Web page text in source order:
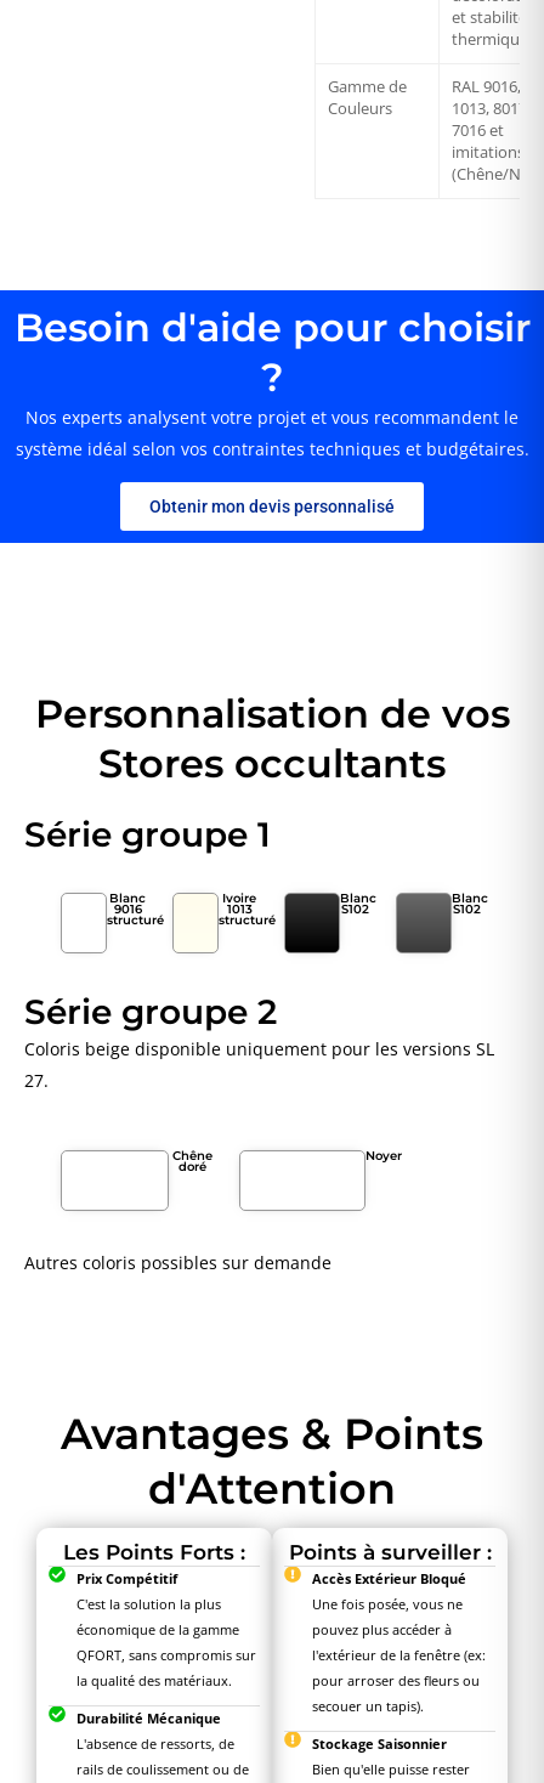
et stabilité
thermique
Gamme de
Couleurs
RAL 9016,
1013, 8017,
7016 et
imitations
(Chêne/
Besoin d'aide pour choisir
?
Nos experts analysent votre projet et vous recommandent le
système idéal selon vos contraintes techniques et budgétaires.
Obtenir mon devis personnalisé
Personnalisation de vos
Stores occultants
Série groupe 1
Blanc
9016
structuré
Ivoire
1013
structuré
Blanc
S102
Blanc
S102
Série groupe 2
Coloris beige disponible uniquement pour les versions SL
27.
Chêne
doré
Noyer
Autres coloris possibles sur demande
Avantages & Points
d'Attention
Les Points Forts :
Prix Compétitif
C'est la solution la plus
économique de la gamme
QFORT, sans compromis sur
la qualité des matériaux.
Durabilité Mécanique
L'absence de ressorts, de
rails de coulissement ou de
Points à surveiller :
Accès Extérieur Bloqué
Une fois posée, vous ne
pouvez plus accéder à
l'extérieur de la fenêtre (ex:
pour arroser des fleurs ou
secouer un tapis).
Stockage Saisonnier
Bien qu'elle puisse rester